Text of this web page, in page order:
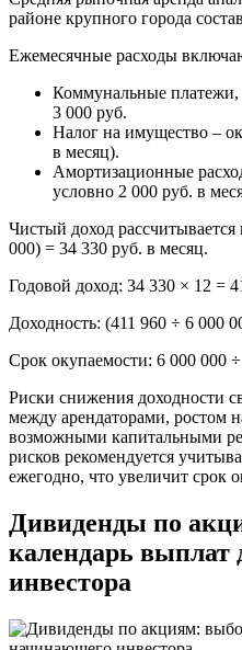
районе крупного города
Ежемесячные расходы
Коммунальные платежи,
3 000 руб.
Налог на имущество –
в месяц).
Амортизационные
условно 2 000 руб. в
Чистый доход
000) = 34 330 руб. в месяц.
Годовой доход: 34 330 × 12 =
Доходность: (411 960 ÷ 6 000
Срок окупаемости: 6 000 000
Риски снижения доходности
между арендаторами, ростом
возможными капитальными
рисков рекомендуется
ежегодно, что увеличит срок
Дивиденды по
календарь выплат
инвестора